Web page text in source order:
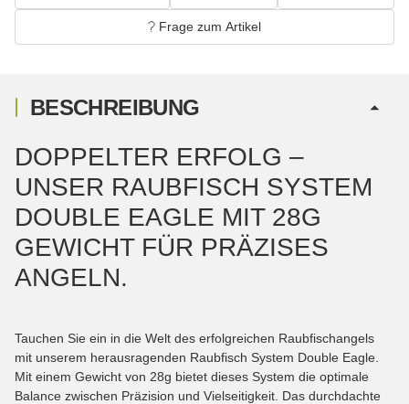
Frage zum Artikel
BESCHREIBUNG
DOPPELTER ERFOLG –
UNSER RAUBFISCH SYSTEM
DOUBLE EAGLE MIT 28G
GEWICHT FÜR PRÄZISES
ANGELN.
Tauchen Sie ein in die Welt des erfolgreichen Raubfischangels
mit unserem herausragenden Raubfisch System Double Eagle.
Mit einem Gewicht von 28g bietet dieses System die optimale
Balance zwischen Präzision und Vielseitigkeit. Das durchdachte